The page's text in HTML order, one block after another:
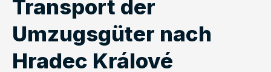
Transport der
Umzugsgüter nach
Hradec Králové